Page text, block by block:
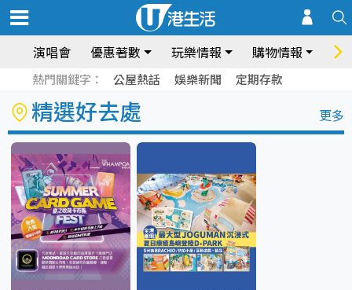
演唱會 優惠著數 玩樂情報 購物情報 飲
熱門關鍵字： 公屋熱話 娛樂新聞 定期存款
精選好去處 更多